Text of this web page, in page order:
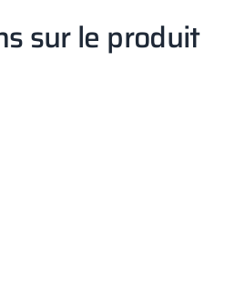
sur le produit